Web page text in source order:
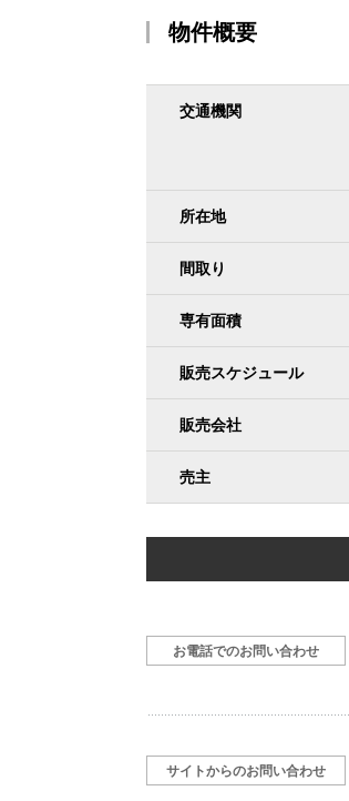
物件概要
交通機関
所在地
間取り
専有面積
販売スケジュール
販売会社
売主
お電話でのお問い合わせ
サイトからのお問い合わせ